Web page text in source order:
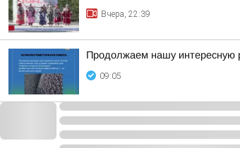
Вчера, 22:39
Продолжаем нашу интересную
09:05